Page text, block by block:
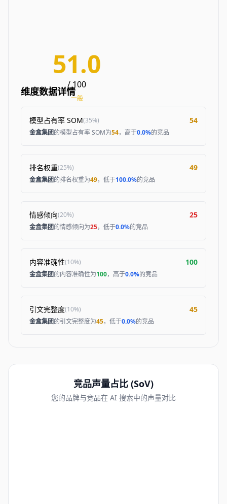
51.0
/ 100
一般
维度数据详情
模型占有率 SOM(35%) 54
金盒集团的模型占有率 SOM为54，高于0.0%的竞品
排名权重(25%) 49
金盒集团的排名权重为49，低于100.0%的竞品
情感倾向(20%) 25
金盒集团的情感倾向为25，低于0.0%的竞品
内容准确性(10%) 100
金盒集团的内容准确性为100，高于0.0%的竞品
引文完整度(10%) 45
金盒集团的引文完整度为45，低于0.0%的竞品
竞品声量占比 (SoV)
您的品牌与竞品在 AI 搜索中的声量对比